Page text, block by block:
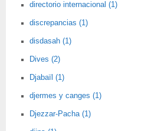
directorio internacional (1)
discrepancias (1)
disdasah (1)
Dives (2)
Djabaïl (1)
djermes y canges (1)
Djezzar-Pacha (1)